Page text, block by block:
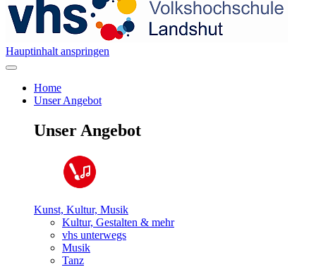
Hauptinhalt anspringen
Home
Unser Angebot
Unser Angebot
Kunst, Kultur, Musik
Kultur, Gestalten & mehr
vhs unterwegs
Musik
Tanz